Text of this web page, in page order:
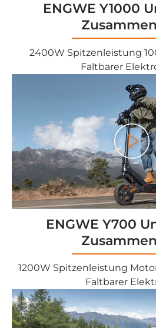
ENGWE Y1000
2400W Spitzenleistung
Faltbarer
Play
ENGWE Y700
1200W Spitzenleistung
Faltbarer